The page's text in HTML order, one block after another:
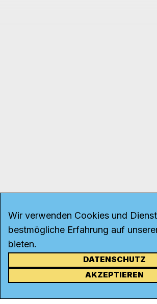
KONTAKT
Wir verwenden Cookies und
bestmögliche Erfahrung auf
bieten.
DATENSCHUTZ
AKZEPTIEREN